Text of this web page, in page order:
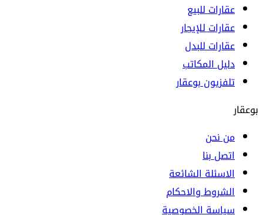
عقارات للبيع
عقارات للإيجار
عقارات للبدل
دليل المكاتب
تلفزيون بوعقار
بوعقار
من نحن
اتصل بنا
الاسئلة الشائعة
الشروط والاحكام
سياسة الخصوصية